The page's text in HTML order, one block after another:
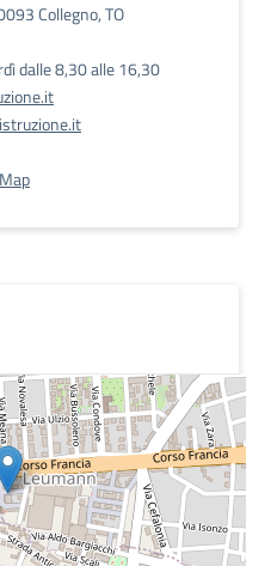
Collegno, TO
dalle 8,30 alle 16,30